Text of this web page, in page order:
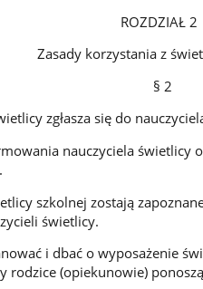
2
z świetlicy
2
zgłasza się do
nauczyciela świetlicy
szkolnej zostają
świetlicy.
i dbać o wyposażenie
rodzice (opiekunowie)